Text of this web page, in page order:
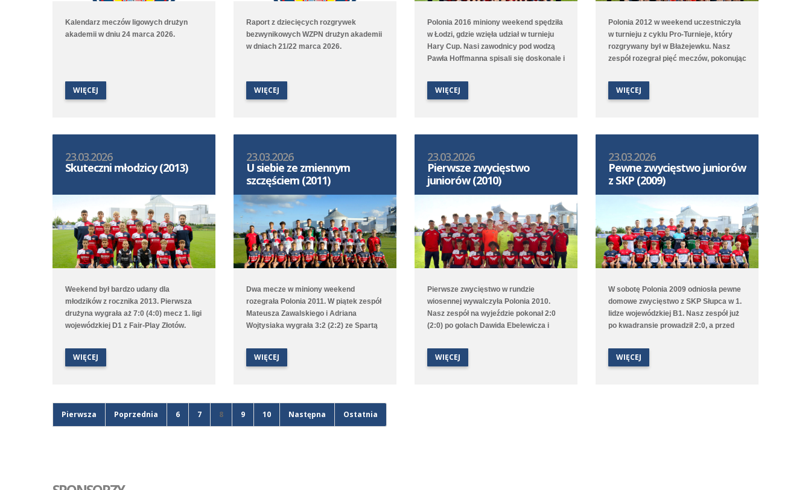
Kalendarz meczów ligowych drużyn
akademii w dniu 24 marca 2026.
WIĘCEJ
Raport z dziecięcych rozgrywek
bezwynikowych WZPN drużyn akademii
w dniach 21/22 marca 2026.
WIĘCEJ
Polonia 2016 miniony weekend spędziła
w Łodzi, gdzie wzięła udział w turnieju
Hary Cup. Nasi zawodnicy pod wodzą
Pawła Hoffmanna spisali się doskonale i
drużyn, a najlepszem bramkarzem
turnieju został Tobiasz Wesołowski!
WIĘCEJ
Polonia 2012 w weekend uczestniczyła
w turnieju z cyklu Pro-Turnieje, który
rozgrywany był w Błażejewku. Nasz
zespół rozegrał pięć meczów, pokonując
11 Zielona Góra, a przegrywając z FC
Wrocław Academy i Wartą Poznań.
WIĘCEJ
23.03.2026
Skuteczni młodzicy (2013)
Weekend był bardzo udany dla
młodzików z rocznika 2013. Pierwsza
drużyna wygrała aż 7:0 (4:0) mecz 1. ligi
wojewódzkiej D1 z Fair-Play Złotów.
Ksawery Siejak, dwa razy trafił Jakub
Przybyłek, a raz Adam Stachowski.
(0:1) z Lechem Poznań/Gniezno. Gole
WIĘCEJ
23.03.2026
U siebie ze zmiennym
szczęściem (2011)
Dwa mecze w miniony weekend
rozegrała Polonia 2011. W piątek zespół
Mateusza Zawalskiego i Adriana
Wojtysiaka wygrała 3:2 (2:2) ze Spartą
Huberta Kowalskiego i Wojciecha Śnitki.
W niedzielę natomiast Poloniści
WIĘCEJ
23.03.2026
Pierwsze zwycięstwo
juniorów (2010)
Pierwsze zwycięstwo w rundzie
wiosennej wywalczyła Polonia 2010.
Nasz zespół na wyjeździe pokonał 2:0
(2:0) po golach Dawida Ebelewicza i
zespół także rywalizujący w 1. lidze
wojewódzkiej B2. Poloniści prowadzili do
WIĘCEJ
23.03.2026
Pewne zwycięstwo juniorów
z SKP (2009)
W sobotę Polonia 2009 odniosła pewne
domowe zwycięstwo z SKP Słupca w 1.
lidze wojewódzkiej B1. Nasz zespół już
po kwadransie prowadził 2:0, a przed
prowadzenie. Do siatki trafiali
dwukrotnie Tymoteusz Torzewski oraz
WIĘCEJ
Pierwsza Poprzednia 6 7 8 9 10 Następna Ostatnia